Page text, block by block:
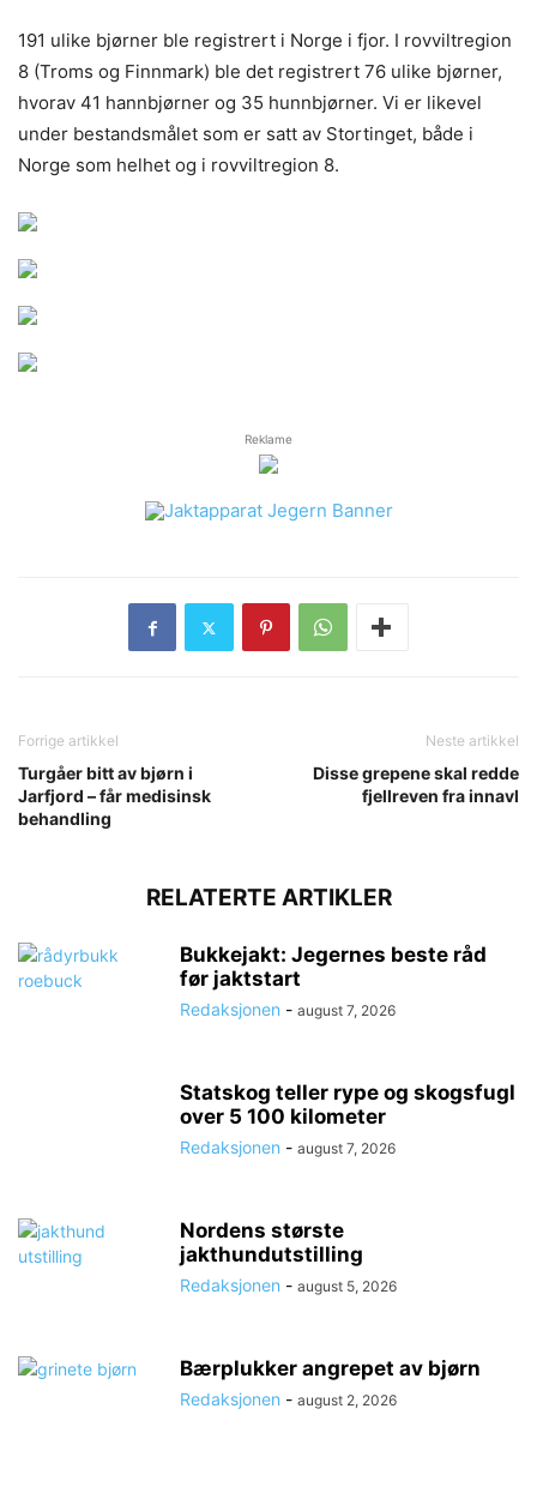
191 ulike bjørner ble registrert i Norge i fjor. I rovviltregion
8 (Troms og Finnmark) ble det registrert 76 ulike bjørner,
hvorav 41 hannbjørner og 35 hunnbjørner. Vi er likevel
under bestandsmålet som er satt av Stortinget, både i
Norge som helhet og i rovviltregion 8.
Reklame
Forrige artikkel
Turgåer bitt av bjørn i
Jarfjord – får medisinsk
behandling
Neste artikkel
Disse grepene skal redde
fjellreven fra innavl
RELATERTE ARTIKLER
Bukkejakt: Jegernes beste råd
før jaktstart
Redaksjonen - august 7, 2026
Statskog teller rype og skogsfugl
over 5 100 kilometer
Redaksjonen - august 7, 2026
Nordens største
jakthundutstilling
Redaksjonen - august 5, 2026
Bærplukker angrepet av bjørn
Redaksjonen - august 2, 2026